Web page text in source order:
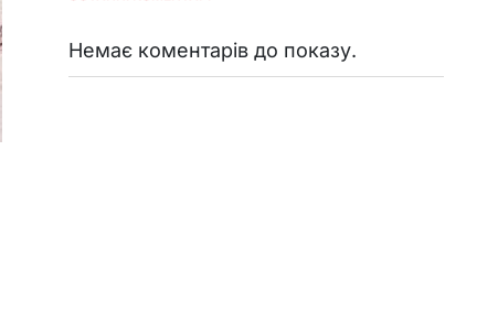
Немає коментарів до показу.